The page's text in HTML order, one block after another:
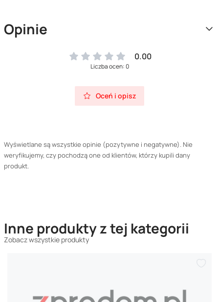
Opinie
0.00
Liczba ocen: 0
Oceń i opisz
Wyświetlane są wszystkie opinie (pozytywne i negatywne). Nie
weryfikujemy, czy pochodzą one od klientów, którzy kupili dany
produkt.
Inne produkty z tej kategorii
Zobacz wszystkie produkty